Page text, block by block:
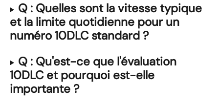
Q : Quelles sont la vitesse typique
et la limite quotidienne pour un
numéro 10DLC standard ?
Q : Qu'est-ce que l'évaluation
10DLC et pourquoi est-elle
importante ?